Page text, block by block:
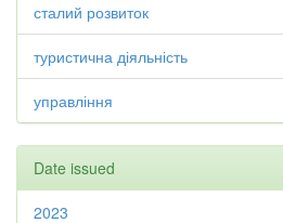
сталий розвиток
туристична діяльність
управління
Date issued
2023